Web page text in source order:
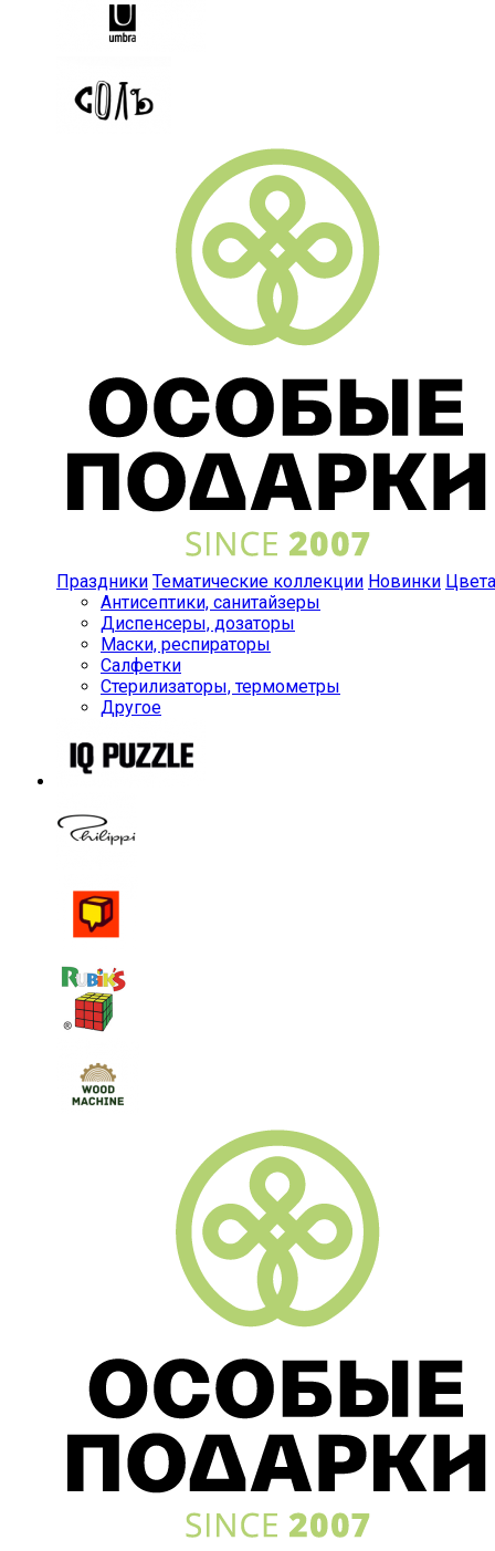
Праздники Тематические коллекции Новинки Цвета
Антисептики, санитайзеры
Диспенсеры, дозаторы
Маски, респираторы
Салфетки
Стерилизаторы, термометры
Другое